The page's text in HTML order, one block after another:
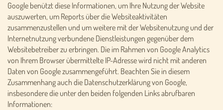
Google benützt diese Informationen, um Ihre Nutzung der Website
auszuwerten, um Reports über die Websiteaktivitäten
zusammenzustellen und um weitere mit der Websitenutzung und der
Internetnutzung verbundene Dienstleistungen gegenüber dem
Websitebetreiber zu erbringen. Die im Rahmen von Google Analytics
von Ihrem Browser übermittelte IP-Adresse wird nicht mit anderen
Daten von Google zusammengeführt. Beachten Sie in diesem
Zusammenhang auch die Datenschutzerklärung von Google,
insbesondere die unter den beiden folgenden Links abrufbaren
Informationen: